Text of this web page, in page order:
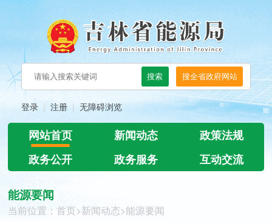
登录 注册 无障碍浏览
网站首页 新闻动态
政策法规
政务公开
政务服务 互动交流
能源要闻
当前位置：首页>新闻动态>能源要闻